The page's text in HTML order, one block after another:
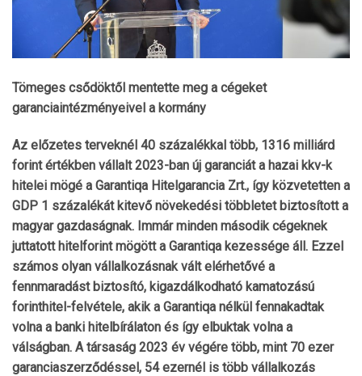
Tömeges csődöktől mentette meg a cégeket
garanciaintézményeivel a kormány
Az előzetes terveknél 40 százalékkal több, 1316 milliárd
forint értékben vállalt 2023-ban új garanciát a hazai kkv-k
hitelei mögé a Garantiqa Hitelgarancia Zrt., így közvetetten a
GDP 1 százalékát kitevő növekedési többletet biztosított a
magyar gazdaságnak. Immár minden második cégeknek
juttatott hitelforint mögött a Garantiqa kezessége áll. Ezzel
számos olyan vállalkozásnak vált elérhetővé a
fennmaradást biztosító, kigazdálkodható kamatozású
forinthitel-felvétele, akik a Garantiqa nélkül fennakadtak
volna a banki hitelbírálaton és így elbuktak volna a
válságban. A társaság 2023 év végére több, mint 70 ezer
garanciaszerződéssel, 54 ezernél is több vállalkozás